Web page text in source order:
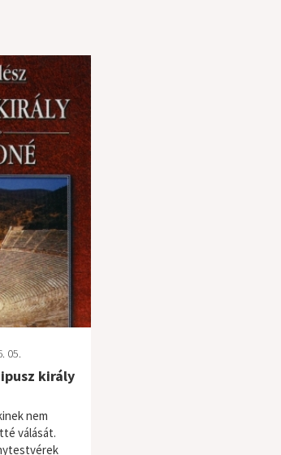
05.
király
nem
válását.